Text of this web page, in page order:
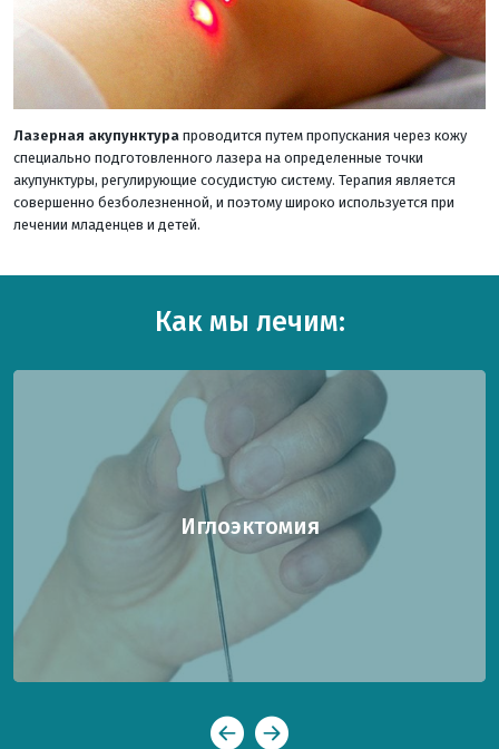
Лазерная акупунктура проводится путем пропускания через кожу
специально подготовленного лазера на определенные точки
акупунктуры, регулирующие сосудистую систему. Терапия является
совершенно безболезненной, и поэтому широко используется при
лечении младенцев и детей.
Как мы лечим:
Иглоэктомия